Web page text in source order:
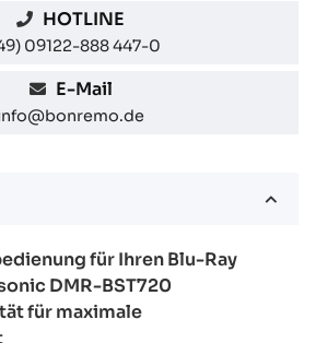
HOTLINE
09122-888 447-0
E-Mail
für Ihren Blu-Ray
DMR-BST720
für maximale